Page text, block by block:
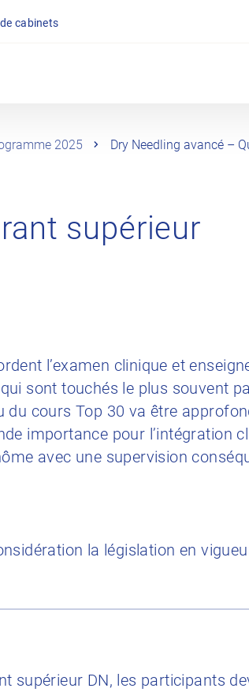
cabinets
2025 Dry Needling avancé –
supérieur
l’examen clinique et
sont touchés le plus souvent
du cours Top 30 va être
importance pour l’intégration
avec une supervision
la législation en
supérieur DN, les participants